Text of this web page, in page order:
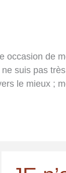
occasion de
suis pas
le mieux ;